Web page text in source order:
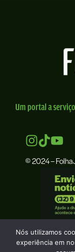
Um portal a
© 2024 –
Nós utilizamos
experiência em